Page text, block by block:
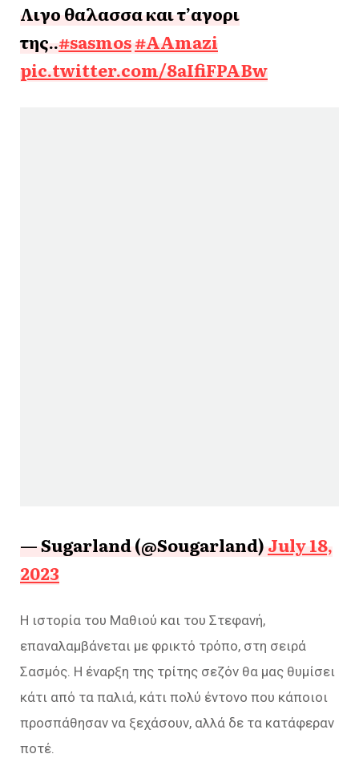
Λιγο θαλασσα και τ’αγορι
της..#sasmos#AAmazi
pic.twitter.com/8aIfiFPABw
— Sugarland (@Sougarland)July 18,
2023
Η ιστορία του Μαθιού και του Στεφανή,
επαναλαμβάνεται με φρικτό τρόπο, στη σειρά
Σασμός. Η έναρξη της τρίτης σεζόν θα μας θυμίσει
κάτι από τα παλιά, κάτι πολύ έντονο που κάποιοι
προσπάθησαν να ξεχάσουν, αλλά δε τα κατάφεραν
ποτέ.